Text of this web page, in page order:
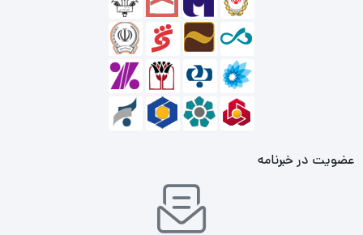
عضویت در خبرنامه